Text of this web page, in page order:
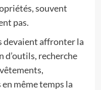
souvent
pas.
devaient affronter la
recherche
même temps la